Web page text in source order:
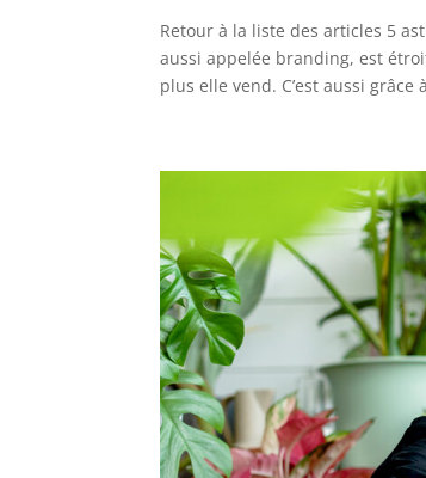
Retour à la liste des articles 5
aussi appelée branding, est
plus elle vend. C’est aussi grâce